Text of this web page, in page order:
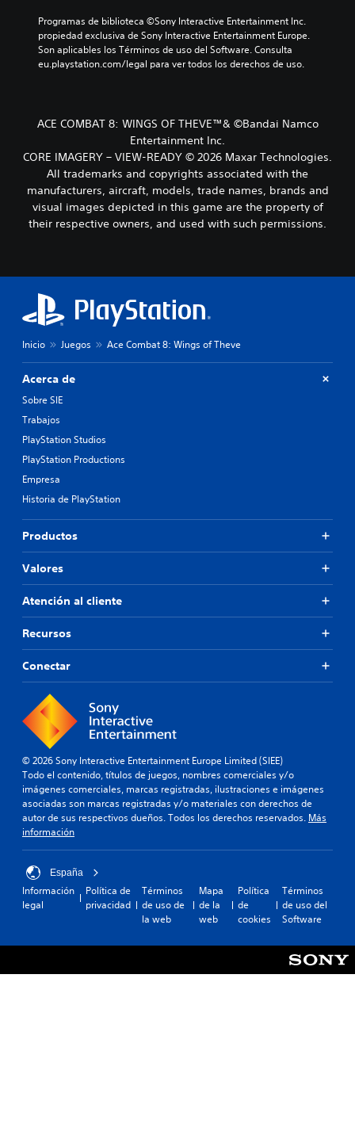
Programas de biblioteca ©Sony Interactive Entertainment Inc.
propiedad exclusiva de Sony Interactive Entertainment Europe.
Son aplicables los Términos de uso del Software. Consulta
eu.playstation.com/legal para ver todos los derechos de uso.
ACE COMBAT 8: WINGS OF THEVE™& ©Bandai Namco
Entertainment Inc.
CORE IMAGERY – VIEW-READY © 2026 Maxar Technologies.
All trademarks and copyrights associated with the
manufacturers, aircraft, models, trade names, brands and
visual images depicted in this game are the property of
their respective owners, and used with such permissions.
Inicio Juegos Ace Combat 8: Wings of Theve
Acerca de
Sobre SIE
Trabajos
PlayStation Studios
PlayStation Productions
Empresa
Historia de PlayStation
Productos
Valores
Atención al cliente
Recursos
Conectar
© 2026 Sony Interactive Entertainment Europe Limited (SIEE)
Todo el contenido, títulos de juegos, nombres comerciales y/o
imágenes comerciales, marcas registradas, ilustraciones e imágenes
asociadas son marcas registradas y/o materiales con derechos de
autor de sus respectivos dueños. Todos los derechos reservados. Más
información
España
Información
legal
Política de
privacidad
Términos
de uso de
la web
Mapa
de la
web
Política
de
cookies
Términos
de uso del
Software